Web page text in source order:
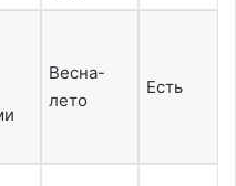
Весна-
лето
Есть